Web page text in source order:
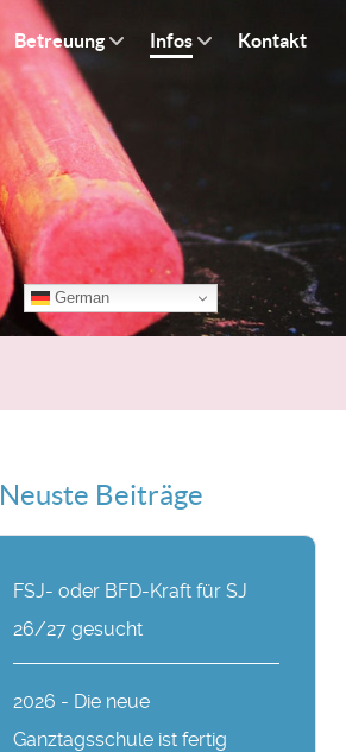
Betreuung Infos Kontakt
German
Neuste Beiträge
FSJ- oder BFD-Kraft für SJ
26/27 gesucht
2026 - Die neue
Ganztagsschule ist fertig